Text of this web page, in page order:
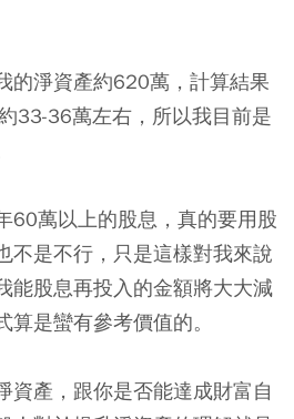
的淨資產約620萬，計算結果
33-36萬左右，所以我目前是
60萬以上的股息，真的要用股
不是不行，只是這樣對我來說
能股息再投入的金額將大大減
是蠻有參考價值的。
資產，跟你是否能達成財富自